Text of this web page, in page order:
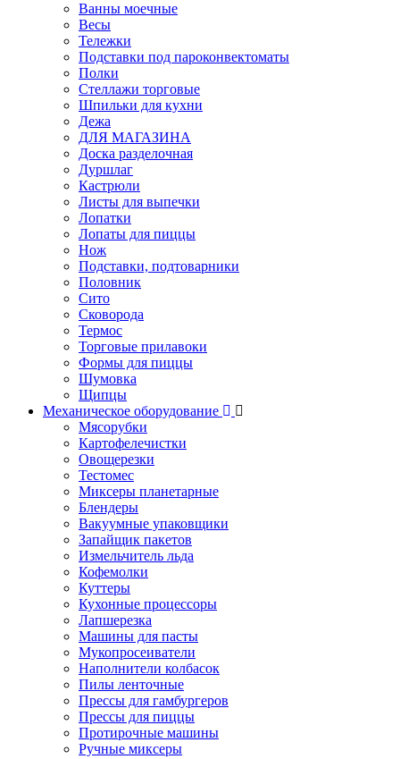
Ванны моечные
Весы
Тележки
Подставки под пароконвектоматы
Полки
Стеллажи торговые
Шпильки для кухни
Дежа
ДЛЯ МАГАЗИНА
Доска разделочная
Дуршлаг
Кастрюли
Листы для выпечки
Лопатки
Лопаты для пиццы
Нож
Подставки, подтоварники
Половник
Сито
Сковорода
Термос
Торговые прилавоки
Формы для пиццы
Шумовка
Щипцы
Механическое оборудование
Мясорубки
Картофелечистки
Овощерезки
Тестомес
Миксеры планетарные
Блендеры
Вакуумные упаковщики
Запайщик пакетов
Измельчитель льда
Кофемолки
Куттеры
Кухонные процессоры
Лапшерезка
Машины для пасты
Мукопросеиватели
Наполнители колбасок
Пилы ленточные
Прессы для гамбургеров
Прессы для пиццы
Протирочные машины
Ручные миксеры